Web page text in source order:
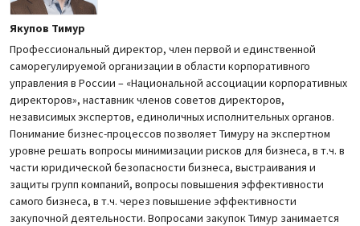
Якупов Тимур
Профессиональный директор, член первой и единственной
саморегулируемой организации в области корпоративного
управления в России – «Национальной ассоциации корпоративных
директоров», наставник членов советов директоров,
независимых экспертов, единоличных исполнительных органов.
Понимание бизнес-процессов позволяет Тимуру на экспертном
уровне решать вопросы минимизации рисков для бизнеса, в т.ч. в
части юридической безопасности бизнеса, выстраивания и
защиты групп компаний, вопросы повышения эффективности
самого бизнеса, в т.ч. через повышение эффективности
закупочной деятельности. Вопросами закупок Тимур занимается